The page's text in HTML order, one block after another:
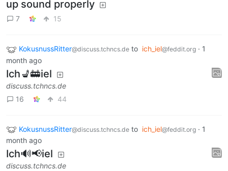
up sound properly
7 15
KokusnussRitter@discuss.tchncs.de to ich_iel@feddit.org · 1
month ago
Ich💺🚋iel
discuss.tchncs.de
16
44
KokusnussRitter@discuss.tchncs.de to ich_iel@feddit.org · 1
month ago
Ich🔊📢iel
discuss.tchncs.de